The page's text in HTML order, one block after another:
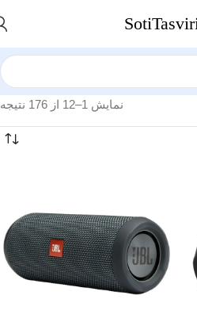
نمایش 1–12 از 176 نتیجه